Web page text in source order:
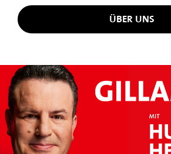
ÜBER UNS